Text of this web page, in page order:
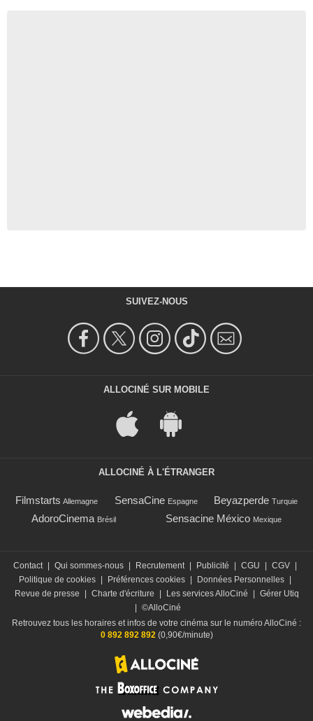
SUIVEZ-NOUS
ALLOCINÉ SUR MOBILE
ALLOCINÉ À L'ÉTRANGER
Filmstarts Allemagne SensaCine Espagne Beyazperde Turquie
AdoroCinema Brésil Sensacine México Mexique
Contact Qui sommes-nous Recrutement Publicité CGU CGV
Politique de cookies
Préférences cookies Données Personnelles
Revue de presse
Charte d'écriture Les services AlloCiné
Gérer Utiq
©AlloCiné
Retrouvez tous les horaires et infos de votre cinéma sur le numéro AlloCiné :
0 892 892 892(0,90€/minute)